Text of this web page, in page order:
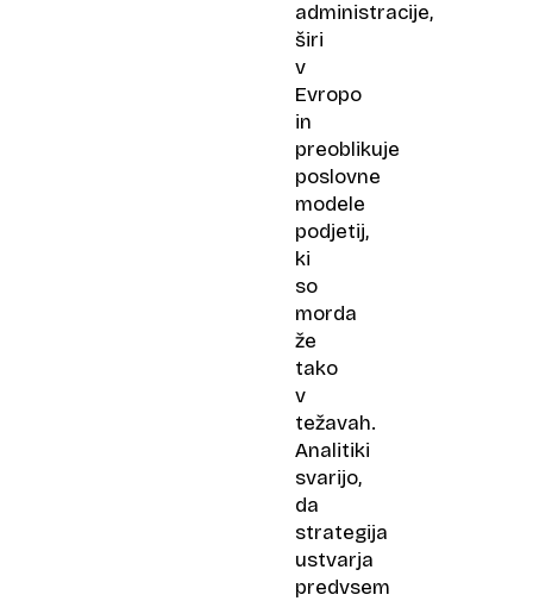
administracije,
širi
v
Evropo
in
preoblikuje
poslovne
modele
podjetij,
ki
so
morda
že
tako
v
težavah.
Analitiki
svarijo,
da
strategija
ustvarja
predvsem